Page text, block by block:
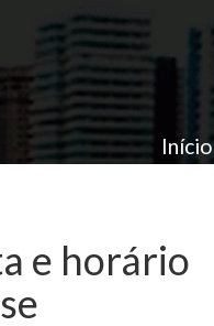
Início
e horário